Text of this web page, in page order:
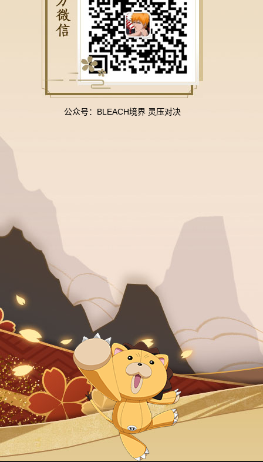
公众号：BLEACH境界 灵压对决